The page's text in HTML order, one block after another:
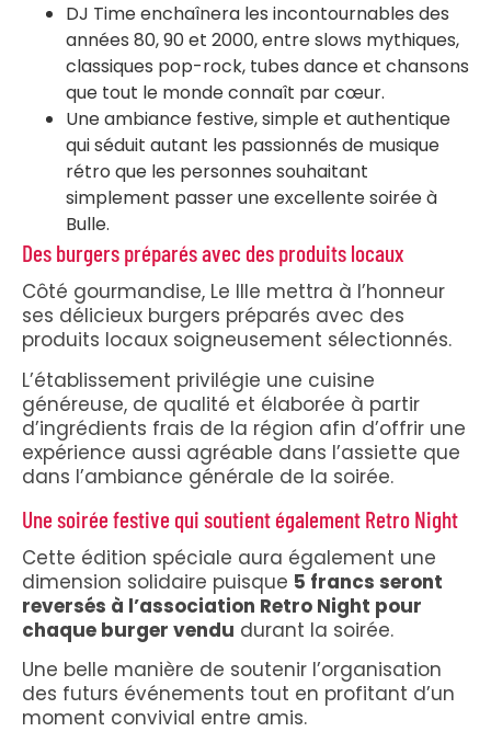
DJ Time enchaînera les incontournables des
années 80, 90 et 2000, entre slows mythiques,
classiques pop-rock, tubes dance et chansons
que tout le monde connaît par cœur.
Une ambiance festive, simple et authentique
qui séduit autant les passionnés de musique
rétro que les personnes souhaitant
simplement passer une excellente soirée à
Bulle.
Des burgers préparés avec des produits locaux
Côté gourmandise, Le IIIe mettra à l’honneur
ses délicieux burgers préparés avec des
produits locaux soigneusement sélectionnés.
L’établissement privilégie une cuisine
généreuse, de qualité et élaborée à partir
d’ingrédients frais de la région afin d’offrir une
expérience aussi agréable dans l’assiette que
dans l’ambiance générale de la soirée.
Une soirée festive qui soutient également Retro Night
Cette édition spéciale aura également une
dimension solidaire puisque 5 francs seront
reversés à l’association Retro Night pour
chaque burger vendu durant la soirée.
Une belle manière de soutenir l’organisation
des futurs événements tout en profitant d’un
moment convivial entre amis.